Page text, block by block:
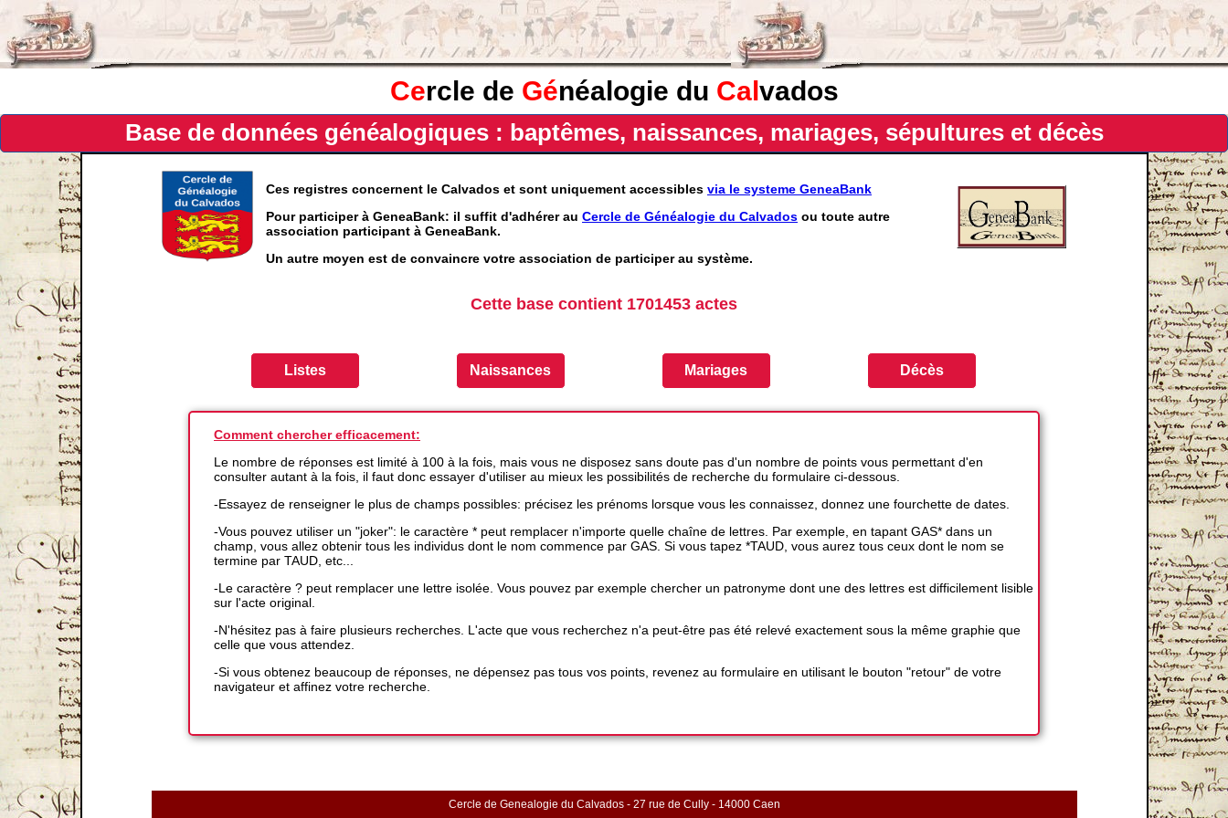
Cercle de Généalogie du Calvados
Base de données généalogiques : baptêmes, naissances, mariages, sépultures et décès
Ces registres concernent le Calvados et sont uniquement accessibles via le systeme GeneaBank
Pour participer à GeneaBank: il suffit d'adhérer au Cercle de Généalogie du Calvados ou toute autre
association participant à GeneaBank.
Un autre moyen est de convaincre votre association de participer au système.
Cette base contient 1701453 actes
Comment chercher efficacement:
Le nombre de réponses est limité à 100 à la fois, mais vous ne disposez sans doute pas d'un nombre de points vous permettant d'en
consulter autant à la fois, il faut donc essayer d'utiliser au mieux les possibilités de recherche du formulaire ci-dessous.
-Essayez de renseigner le plus de champs possibles: précisez les prénoms lorsque vous les connaissez, donnez une fourchette de dates.
-Vous pouvez utiliser un "joker": le caractère * peut remplacer n'importe quelle chaîne de lettres. Par exemple, en tapant GAS* dans un
champ, vous allez obtenir tous les individus dont le nom commence par GAS. Si vous tapez *TAUD, vous aurez tous ceux dont le nom se
termine par TAUD, etc...
-Le caractère ? peut remplacer une lettre isolée. Vous pouvez par exemple chercher un patronyme dont une des lettres est difficilement lisible
sur l'acte original.
-N'hésitez pas à faire plusieurs recherches. L'acte que vous recherchez n'a peut-être pas été relevé exactement sous la même graphie que
celle que vous attendez.
-Si vous obtenez beaucoup de réponses, ne dépensez pas tous vos points, revenez au formulaire en utilisant le bouton "retour" de votre
navigateur et affinez votre recherche.
Cercle de Genealogie du Calvados - 27 rue de Cully - 14000 Caen